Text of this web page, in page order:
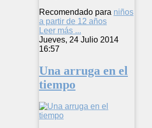
Recomendado para niños
a partir de 12 años
Leer más ...
Jueves, 24 Julio 2014
16:57
Una arruga en el
tiempo